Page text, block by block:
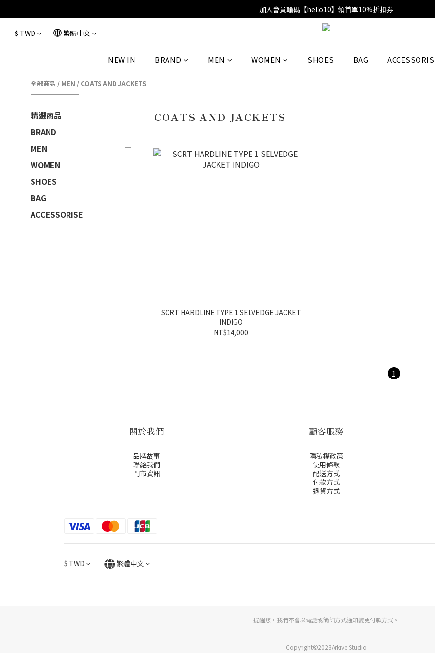
加入會員輸碼【hello10】領首單10%折扣券
$ TWD 繁體中文
NEW IN BRAND MEN WOMEN SHOES BAG
全部商品 / MEN / COATS AND JACKETS
精選商品
BRAND
MEN
WOMEN
SHOES
BAG
ACCESSORISE
COATS AND JACKETS
SCRT HARDLINE TYPE 1 SELVEDGE JACKET
INDIGO
NT$14,000
1
關於我們
品牌故事
聯絡我們
門市資訊
顧客服務
隱私權政策
使用條款
配送方式
付款方式
退貨方式
$ TWD 繁體中文
提醒您，我們不會以電話或簡訊方式通知變更付款方式。
Copyright©2023Arkive Studio